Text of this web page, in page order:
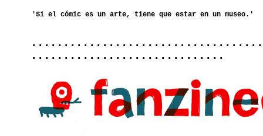
..............................